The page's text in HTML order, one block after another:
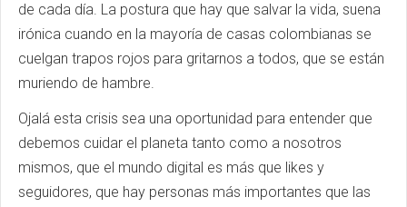
de cada día. La postura que hay que salvar la vida, suena
irónica cuando en la mayoría de casas colombianas se
cuelgan trapos rojos para gritarnos a todos, que se están
muriendo de hambre.
Ojalá esta crisis sea una oportunidad para entender que
debemos cuidar el planeta tanto como a nosotros
mismos, que el mundo digital es más que likes y
seguidores, que hay personas más importantes que las